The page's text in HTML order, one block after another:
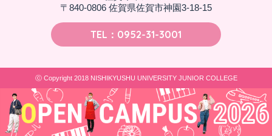
〒840-0806 佐賀県佐賀市神園3-18-15
TEL：0952-31-3001
ⓒ Copyright 2018 NISHIKYUSHU UNIVERSITY JUNIOR COLLEGE